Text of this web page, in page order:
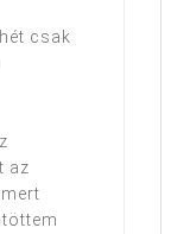
csak
az